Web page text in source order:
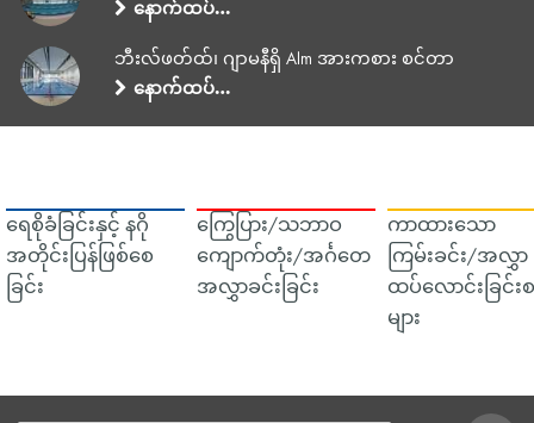
နောက်ထပ်…
ဘီးလ်ဖတ်ထ်၊ ဂျာမနီရှိ Alm အားကစား စင်တာ
နောက်ထပ်…
ရေစိုခံခြင်းနှင့် နဂို
အတိုင်းပြန်ဖြစ်စေ
ခြင်း
ကြွေပြား/သဘာဝ
ကျောက်တုံး/အင်္ဂတေ
အလွှာခင်းခြင်း
ကာထားသော
ကြမ်းခင်း/အလွှာ
ထပ်လောင်းခြင်း
များ